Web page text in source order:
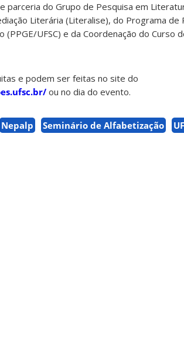
parceria do Grupo de Pesquisa em
Literária (Literalise), do Programa de
(PPGE/UFSC) e da Coordenação do Curso
e podem ser feitas no site do
ou no dia do evento.
Nepalp Seminário de Alfabetização